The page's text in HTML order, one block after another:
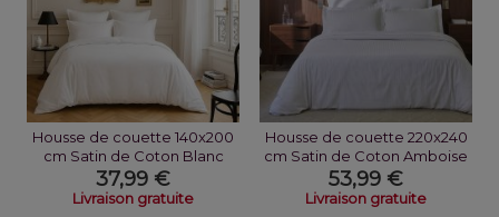
Housse de couette 140x200
cm Satin de Coton Blanc
37,99 €
Livraison gratuite
Housse de couette 220x240
cm Satin de Coton Amboise
53,99 €
Livraison gratuite